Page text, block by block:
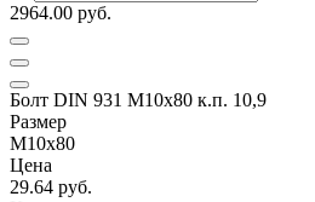
2964.00 руб.
Болт DIN 931 М10х80 к.п. 10,9
Размер
М10х80
Цена
29.64 руб.